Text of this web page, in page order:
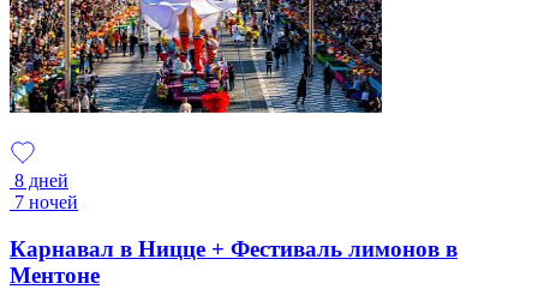
8 дней
7 ночей
Карнавал в Ницце + Фестиваль лимонов в
Ментоне